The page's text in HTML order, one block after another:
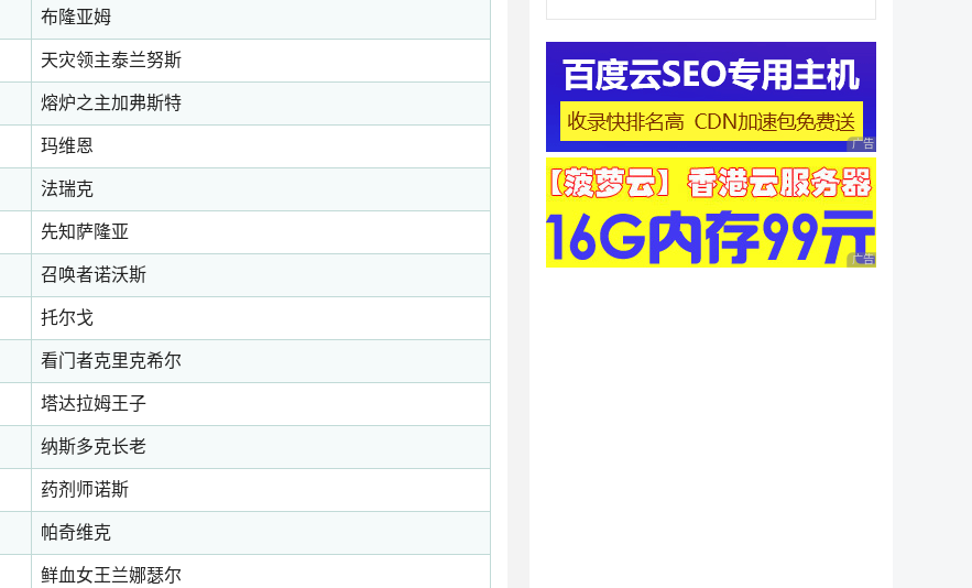
布隆亚姆
天灾领主泰兰努斯
熔炉之主加弗斯特
玛维恩
法瑞克
先知萨隆亚
召唤者诺沃斯
托尔戈
看门者克里克希尔
塔达拉姆王子
纳斯多克长老
药剂师诺斯
帕奇维克
鲜血女王兰娜瑟尔
广告 商业广告，理性
广告 商业广告，理性